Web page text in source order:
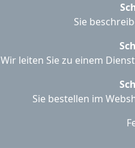
Sie
Wir leiten Sie zu einem
Sie bestellen im